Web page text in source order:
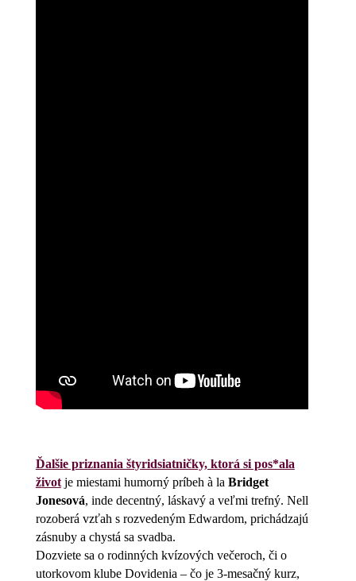
Ďalšie priznania štyridsiatničky, ktorá si pos*ala
život je miestami humorný príbeh à la Bridget
Jonesová, inde decentný, láskavý a veľmi trefný. Nell
rozoberá vzťah s rozvedeným Edwardom, prichádzajú
zásnuby a chystá sa svadba.
Dozviete sa o rodinných kvízových večeroch, či o
utorkovom klube Dovidenia – čo je 3-mesačný kurz,